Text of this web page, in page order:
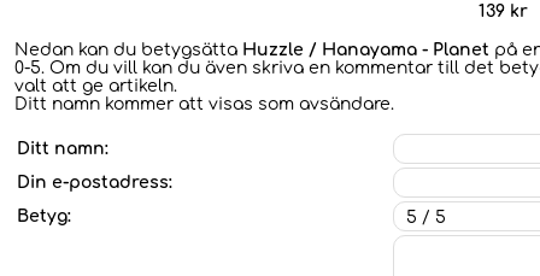
139 kr
Nedan kan du betygsätta Huzzle / Hanayama - Planet på
0-5. Om du vill kan du även skriva en kommentar till det
valt att ge artikeln.
Ditt namn kommer att visas som avsändare.
Ditt namn:
Din e-postadress:
Betyg: